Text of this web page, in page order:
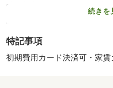
等：加入要（ハウスリーブ
時保証委託料：２．２万／
不在・室内設備は浴室乾燥機
ており、過ごしやすいお部屋
続きを
特記事項
初期費用カード決済可・家